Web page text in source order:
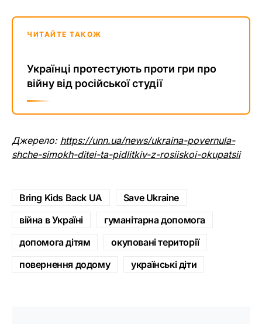
ЧИТАЙТЕ ТАКОЖ
Українці протестують проти гри про
війну від російської студії
Джерело: https://unn.ua/news/ukraina-povernula-
shche-simokh-ditei-ta-pidlitkiv-z-rosiiskoi-okupatsii
Bring Kids Back UA
Save Ukraine
війна в Україні
гуманітарна допомога
допомога дітям
окуповані території
повернення додому
українські діти